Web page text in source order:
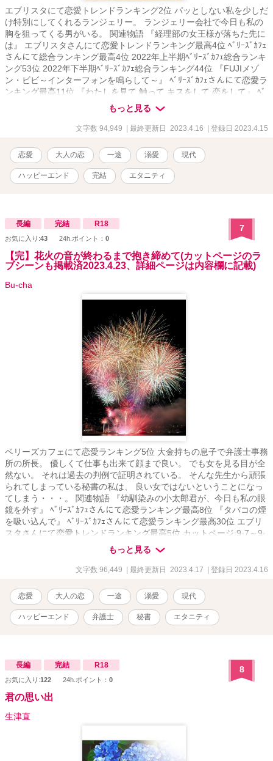
エブリスタにて恋愛トレンドランキング2位 パッとしない私を少しだ
け特別にしてくれるランジェリー。 ランジェリー会社で今日も私の
胸を狙ってくる男がいる。 関連物語 『経理部の女王様が落ちた先に
は』 エブリスタさんにて恋愛トレンドランキング最高4位 ﾍﾞﾘｰｽﾞｶﾌｪ
さんにて総合ランキング最高4位 2022年上半期ﾍﾞﾘｰｽﾞｶﾌｪ総合ランキ
ング53位 2022年下半期ﾍﾞﾘｰｽﾞｶﾌｪ総合ランキング44位 『FUJIメゾ
ン・ビビ～インターフォンを鳴らして～』 ﾍﾞﾘｰｽﾞｶﾌｪさんにて恋愛ラ
ンキング最高11位 『わたしを見て 触って キスをして 恋をして』 ﾍﾞ
ﾘｰｽﾞｶﾌｪさんにて恋愛ランキング最高25位 『大きなアナタと小さな
わたしのちっぽけなプライド』 ﾍﾞﾘｰｽﾞｶﾌｪさんにて恋愛ランキング最
高13位 『ムラムラムラモヤモヤモヤ今日も秘書は止まらない』 エブ
FUJIメゾン・ビビ』 ﾍﾞﾘｰｽﾞｶﾌｪさんにて恋愛ランキング最高 17位 私
の物語は全てがシリーズになっておりますが、どれを先に読んでも
楽しめるかと思います。 伏線のようなものを回収していく物語ばか
りなので、途中まではよく分からない内容となっております。 物語
もっと見る
文字数 94,949 | 最終更新日 2023.4.16 | 登録日 2023.4.15
恋愛 大人の恋 一途 溺愛 現代
ハッピーエンド 完結 エタニティ
長編 完結 R18
お気に入り:43 24h.ポイント： 0
7
【完】花火の音が終わるまで抱き締めて(カットページのラ
ブシーンも掲載済2023.4.23、詳細ページは内容欄に記載)
Bu-cha
ベリーズカフェにて恋愛ランキング5位 大金持ちの息子で弁護士事務
所の所長。 優しくて仕事も出来て顔まで良い。 でも女を見る目が全
然ない。 それは過去の判例で証明されている。 そんな先生から頑張
られてしまっている秘書の私は、 良い女ではないということになっ
てしまう・・・。 関連物語 『幼馴染みの小太郎君が、今日も私の眼
鏡を外す』 ﾍﾞﾘｰｽﾞｶﾌｪさんにて恋愛ランキング最高8位 『タバコの煙
を吸い込んで』 ﾍﾞﾘｰｽﾞｶﾌｪさんにて恋愛ランキング最高30位 エブリ
スタさんにて恋愛トレンドランキング最高5位 カットページ:9-7～9-
9 カットページ:9-12 カットページ:12-11～12-16 私の物語は全てが
シリーズになっておりますが、どれを先に読んでも楽しめるかと思
います。 伏線のようなものを回収していく物語ばかりなので、途中
その意味が分かっていくかと思います。
もっと見る
文字数 96,449 | 最終更新日 2023.4.17 | 登録日 2023.4.16
恋愛 大人の恋 一途 溺愛 現代
ハッピーエンド 弁護士 秘書 エタニティ
長編 完結 R18
お気に入り:122 24h.ポイント： 0
8
君の思い出
生津直